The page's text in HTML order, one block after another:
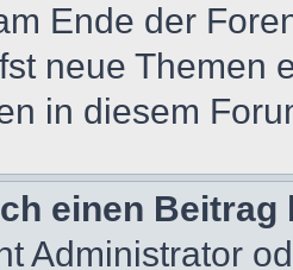
Ende der
neue Themen
in diesem
einen
Administrator